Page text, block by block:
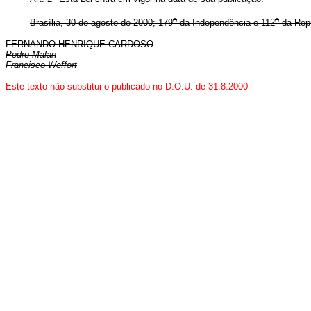
Brasília, 30 de agosto de 2000; 179oda Independência e 112oda
FERNANDO HENRIQUE CARDOSO
Pedro Malan
Francisco Weffort
Este texto não substitui o publicado no D.O.U. de 31.8.2000